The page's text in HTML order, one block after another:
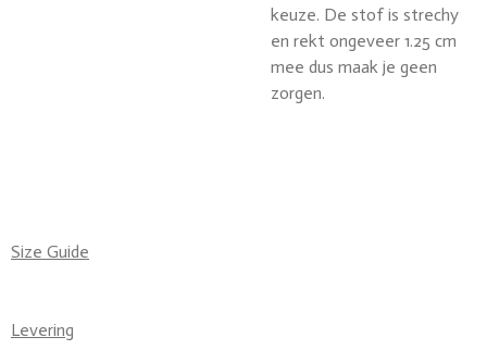
keuze. De stof is strechy
en rekt ongeveer 1.25 cm
mee dus maak je geen
zorgen.
Size Guide
Levering